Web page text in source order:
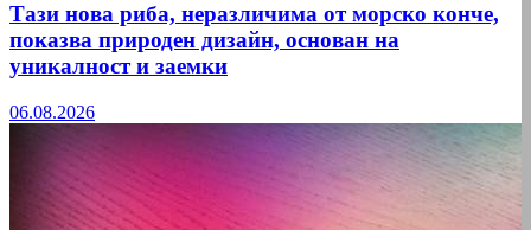
Тази нова риба, неразличима от морско конче,
показва природен дизайн, основан на
уникалност и заемки
06.08.2026